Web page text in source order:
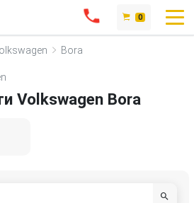
0
Bora
Volkswagen Bora